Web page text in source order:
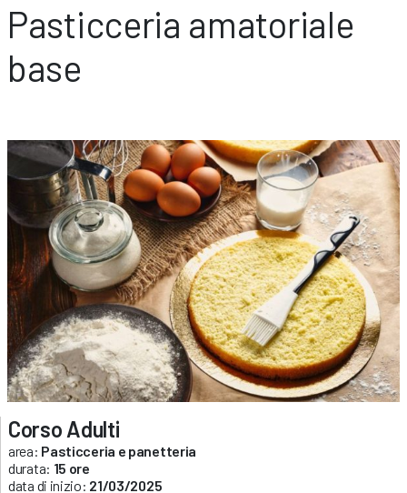
Pasticceria amatoriale
base
Corso Adulti
area: Pasticceria e panetteria
durata: 15 ore
data di inizio: 21/03/2025